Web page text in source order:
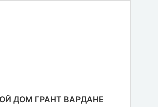
ДОМ ГРАНТ ВАРДАНЕ